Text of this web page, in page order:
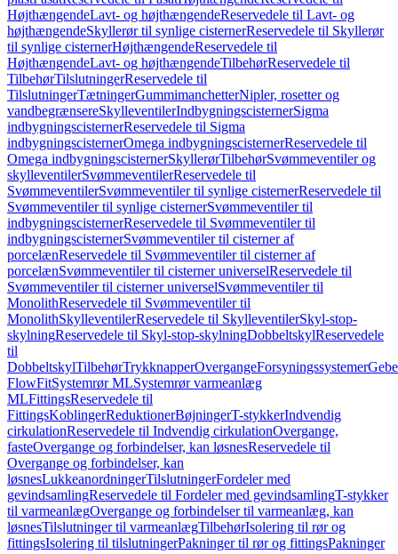
HøjthængendeLavt- og højthængendeReservedele til Lavt- og
højthængendeSkyllerør til synlige cisternerReservedele til Skyllerør
til synlige cisternerHøjthængendeReservedele til
HøjthængendeLavt- og højthængendeTilbehørReservedele til
TilbehørTilslutningerReservedele til
TilslutningerTætningerGummimanchetterNipler, rosetter og
vandbegrænsereSkylleventilerIndbygningscisternerSigma
indbygningscisternerReservedele til Sigma
indbygningscisternerOmega indbygningscisternerReservedele til
Omega indbygningscisternerSkyllerørTilbehørSvømmeventiler og
skylleventilerSvømmeventilerReservedele til
SvømmeventilerSvømmeventiler til synlige cisternerReservedele til
Svømmeventiler til synlige cisternerSvømmeventiler til
indbygningscisternerReservedele til Svømmeventiler til
indbygningscisternerSvømmeventiler til cisterner af
porcelænReservedele til Svømmeventiler til cisterner af
porcelænSvømmeventiler til cisterner universelReservedele til
Svømmeventiler til cisterner universelSvømmeventiler til
MonolithReservedele til Svømmeventiler til
MonolithSkylleventilerReservedele til SkylleventilerSkyl-stop-
skylningReservedele til Skyl-stop-skylningDobbeltskylReservedele
til
DobbeltskylTilbehørTrykknapperOvergangeForsyningssystemer
FlowFitSystemrør MLSystemrør varmeanlæg
MLFittingsReservedele til
FittingsKoblingerReduktionerBøjningerT-stykkerIndvendig
cirkulationReservedele til Indvendig cirkulationOvergange,
fasteOvergange og forbindelser, kan løsnesReservedele til
Overgange og forbindelser, kan
løsnesLukkeanordningerTilslutningerFordeler med
gevindsamlingReservedele til Fordeler med gevindsamlingT-stykker
til varmeanlægOvergange og forbindelser til varmeanlæg, kan
løsnesTilslutninger til varmeanlægTilbehørIsolering til rør og
fittingsIsolering til tilslutningerPakninger til rør og fittingsPakninger